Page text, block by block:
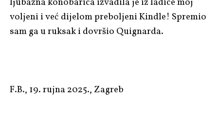
voljeni i već dijelom preboljeni Kindle! Spremio
sam ga u ruksak i dovršio Quignarda.
F.B., 19. rujna 2025., Zagreb